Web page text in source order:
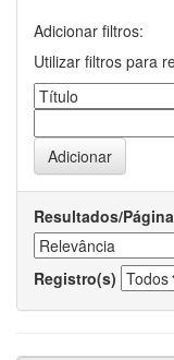
Adicionar filtros:
Utilizar filtros para
Resultados/Página
Registro(s)